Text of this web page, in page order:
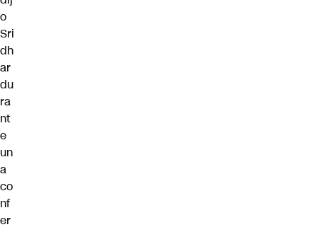
o
Sri
dh
ar
du
ra
nt
e
un
a
co
nf
er